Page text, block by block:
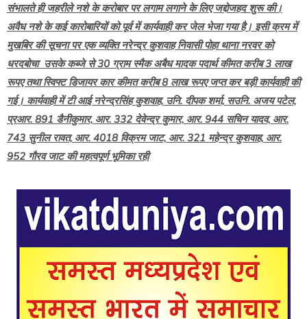
संभालते ही जहरीले नशे के करोबार पर लगाम लगाने के लिए जद्दोजहद शुरू की।
अवैध नशे के कई कारोबारियों को पूर्व में कार्यवाही कर जेल भेजा गया है। इसी क्रम में
मुखबिर की सूचना पर एक व्यक्ति नरेन्द्र कुशवाह निवासी पोहा थाना नरवर को
धरदबोचा उसके कब्जे से 30 ग्राम स्मैक अबैध मादक पदार्थ कीमत करीब 3 लाख
रूपए तथा स्विफ्ट डिजायर कार कीमत करीब 8 लाख रूपए जप्त कर बड़ी कार्यवाही की
गई। कार्यवाही में टी आई नरेन्द्रसिंह कुशवाह, उनि. दीपक शर्मा, सउनि. अजय पटेल,
प्रआर. 891 डैनीकुमार, आर. 332 देवेन्द्र कुमार, आर. 944 सचिन यादव, आर.
743 सुनील रावत, आर. 4018 विक्रम जाट, आर. 321 महेन्द्र कुशवाह, आर.
952 गौरव जाट की महत्वपूर्ण भूमिका रही